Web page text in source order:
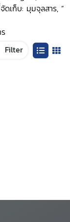
ดเก็บ: มุมจุลสาร, ”
Filter